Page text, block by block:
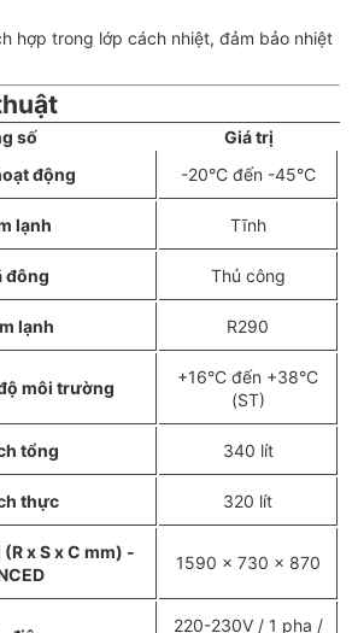
hợp trong lớp cách nhiệt, đảm bảo nhiệt
số
Giá trị
động
-20°C đến -45°C
lạnh Tĩnh
đông Thủ công
lạnh R290
môi trường
+16°C đến +38°C
(ST)
tổng 340 lít
thực 320 lít
x S x C mm) -
1590 x 730 x 870
220-230V / 1 pha /